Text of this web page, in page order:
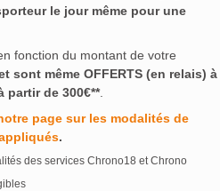
le jour même pour une
fonction du montant de votre
sont même OFFERTS (en relais) à
partir de 300€**.
page sur les modalités de
.
des services Chrono18 et Chrono